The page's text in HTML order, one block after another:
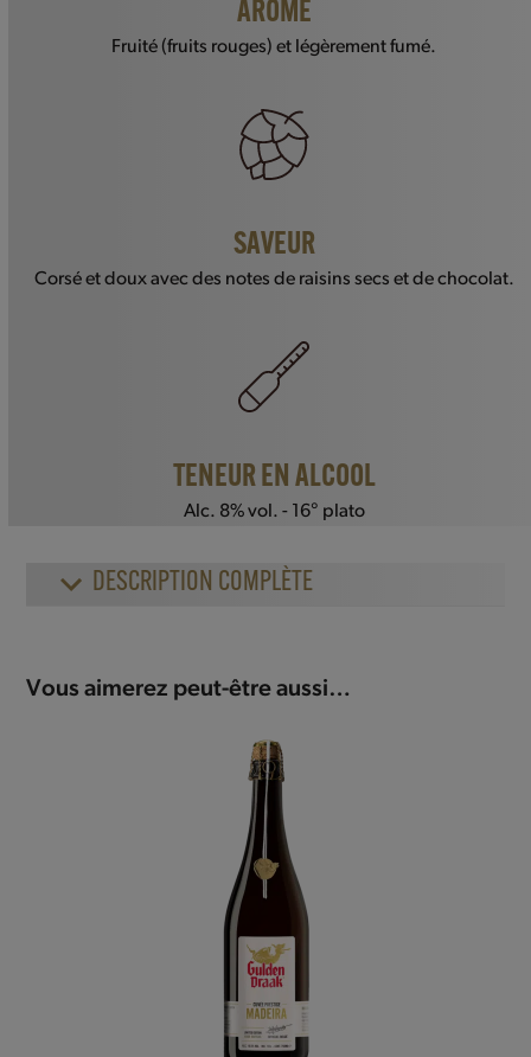
ARÔME
Fruité (fruits rouges) et légèrement fumé.
SAVEUR
Corsé et doux avec des notes de raisins secs et de chocolat.
TENEUR EN ALCOOL
Alc. 8% vol. - 16° plato
DESCRIPTION COMPLÈTE
Vous aimerez peut-être aussi…